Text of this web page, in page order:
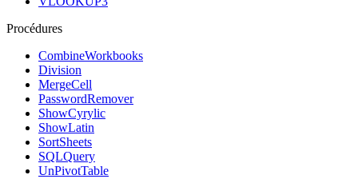
Procédures
CombineWorkbooks
Division
MergeCell
PasswordRemover
ShowCyrylic
ShowLatin
SortSheets
SQLQuery
UnPivotTable